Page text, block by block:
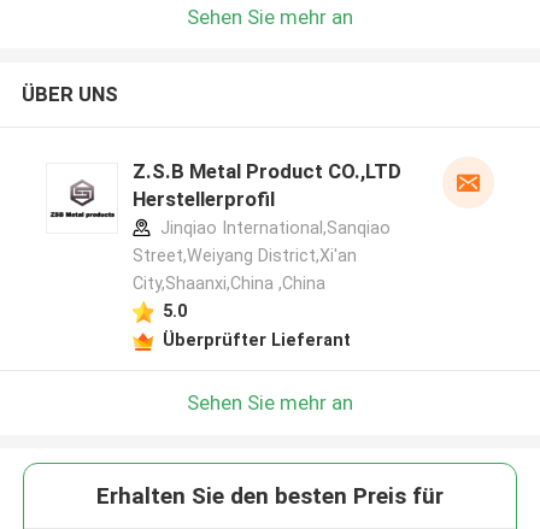
Sehen Sie mehr an
ÜBER UNS
Z.S.B Metal Product CO.,LTD
Herstellerprofil
Jinqiao International,Sanqiao
Street,Weiyang District,Xi'an
City,Shaanxi,China ,China
5.0
Überprüfter Lieferant
Sehen Sie mehr an
Erhalten Sie den besten Preis für